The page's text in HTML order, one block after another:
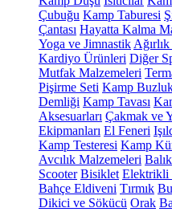
Çubuğu Kamp Taburesi
Çantası Hayatta Kalma
Yoga ve Jimnastik
Kardiyo Ürünleri Diğer
Mutfak Malzemeleri
Pişirme Seti Kamp
Demliği Kamp Tavası
Aksesuarları Çakmak ve
Ekipmanları El Feneri
Kamp Testeresi Kamp
Avcılık Malzemeleri
Scooter Bisiklet Elektrikli
Bahçe Eldiveni Tırmık
Dikici ve Sökücü Orak